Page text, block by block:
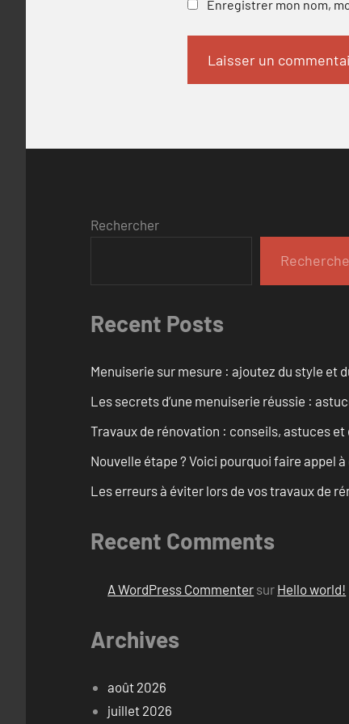
Enregistrer mon nom,
Rechercher
Recent Posts
Menuiserie sur mesure : ajoutez du style et
Les secrets d’une menuiserie réussie :
Travaux de rénovation : conseils, astuces et
Nouvelle étape ? Voici pourquoi faire appel
Les erreurs à éviter lors de vos travaux de
Recent Comments
A WordPress Commenter sur Hello world!
Archives
août 2026
juillet 2026